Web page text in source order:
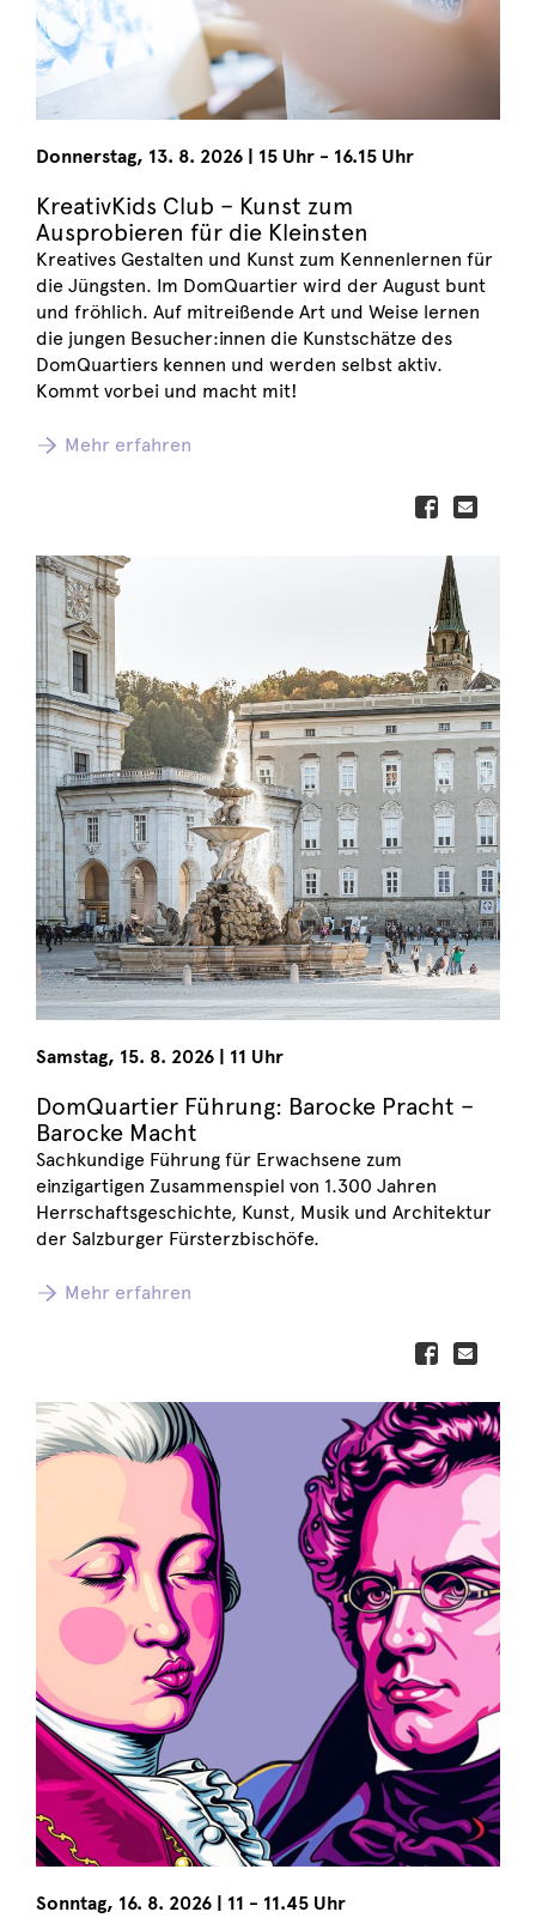
Donnerstag, 13. 8. 2026 15 Uhr - 16.15 Uhr
KreativKids Club – Kunst zum
Ausprobieren für die Kleinsten
Kreatives Gestalten und Kunst zum Kennenlernen für
die Jüngsten. Im DomQuartier wird der August bunt
und fröhlich. Auf mitreißende Art und Weise lernen
die jungen Besucher:innen die Kunstschätze des
DomQuartiers kennen und werden selbst aktiv.
Kommt vorbei und macht mit!
Mehr erfahren
Samstag, 15. 8. 2026 | 11 Uhr
DomQuartier Führung: Barocke Pracht –
Barocke Macht
Sachkundige Führung für Erwachsene zum
einzigartigen Zusammenspiel von 1.300 Jahren
Herrschaftsgeschichte, Kunst, Musik und Architektur
der Salzburger Fürsterzbischöfe.
Mehr erfahren
Sonntag, 16. 8. 2026 11 - 11.45 Uhr